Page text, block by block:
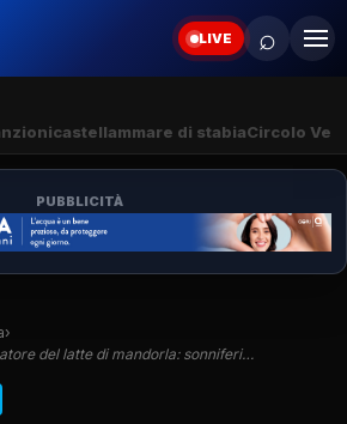
LIVE ⌕
castellammare di stabiaCircolo
PUBBLICITÀ
›
del latte di mandorla: sonniferi…